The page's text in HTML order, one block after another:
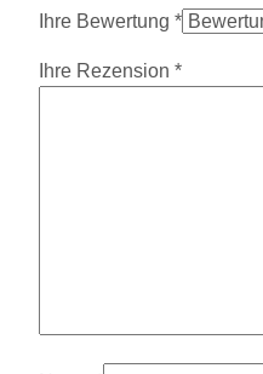
Ihre Bewertung *
Ihre Rezension *